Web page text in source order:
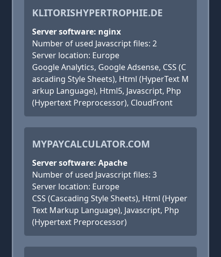
KLITORISHYPERTROPHIE.DE
Server software: nginx
Number of used Javascript files: 2
Server location: Europe
Google Analytics, Google Adsense, CSS (C
ascading Style Sheets), Html (HyperText M
arkup Language), Html5, Javascript, Php
(Hypertext Preprocessor), CloudFront
MYPAYCALCULATOR.COM
Server software: Apache
Number of used Javascript files: 3
Server location: Europe
CSS (Cascading Style Sheets), Html (Hyper
Text Markup Language), Javascript, Php
(Hypertext Preprocessor)